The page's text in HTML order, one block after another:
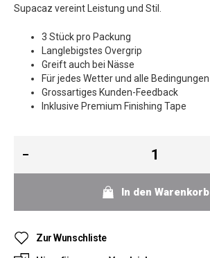
Supacaz vereint Leistung und Stil.
3 Stück pro Packung
Langlebigstes Overgrip
Greift auch bei Nässe
Für jedes Wetter und alle Bedingungen
Grossartiges Kunden-Feedback
Inklusive Premium Finishing Tape
In den Warenkorb
Zur Wunschliste